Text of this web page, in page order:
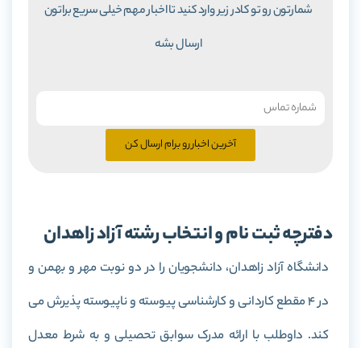
شمارتون رو تو کادر زیر وارد کنید تا اخبار مهم خیلی سریع براتون
ارسال بشه
آخرین اخبار رو برام ارسال کن
دفترچه ثبت نام و انتخاب رشته آزاد زاهدان
دانشگاه آزاد زاهدان، دانشجویان را در دو نوبت مهر و بهمن و
در 4 مقطع کاردانی و کارشناسی پیوسته و ناپیوسته پذیرش می
کند. داوطلب با ارائه مدرک سوابق تحصیلی و به شرط معدل